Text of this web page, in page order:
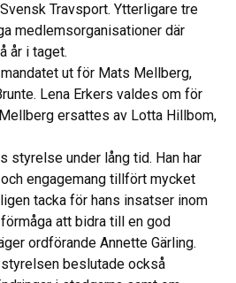
Travsport. Ytterligare tre
medlemsorganisationer där
år i taget.
ut för Mats Mellberg,
Lena Erkers valdes om för
ersattes av Lotta Hillbom,
styrelse under lång tid. Han har
engagemang tillfört mycket
tacka för hans insatser inom
att bidra till en god
ordförande Annette Gärling.
beslutade också